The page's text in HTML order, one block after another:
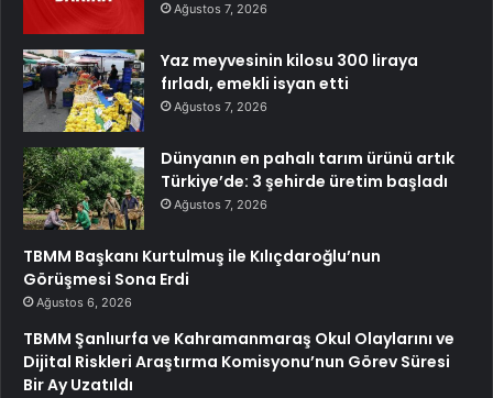
Ağustos 7, 2026
Yaz meyvesinin kilosu 300 liraya
fırladı, emekli isyan etti
Ağustos 7, 2026
Dünyanın en pahalı tarım ürünü artık
Türkiye’de: 3 şehirde üretim başladı
Ağustos 7, 2026
TBMM Başkanı Kurtulmuş ile Kılıçdaroğlu’nun
Görüşmesi Sona Erdi
Ağustos 6, 2026
TBMM Şanlıurfa ve Kahramanmaraş Okul Olaylarını ve
Dijital Riskleri Araştırma Komisyonu’nun Görev Süresi
Bir Ay Uzatıldı